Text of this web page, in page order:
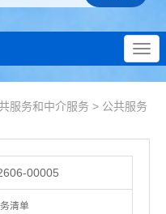
服务和中介服务 > 公共服务
00005
清单